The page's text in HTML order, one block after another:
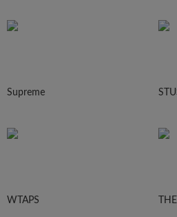
Supreme
WTAPS